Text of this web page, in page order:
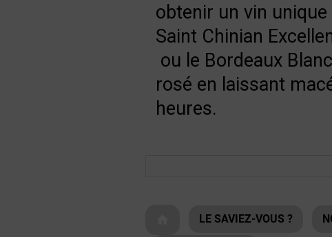
LE SAVIEZ-VOUS ?
obtenir un vin
Saint Chinian
ou le Bordeaux
rosé en laissant
heures.